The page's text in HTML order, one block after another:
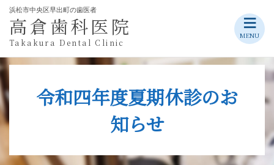
Skip
content
浜松市中央区早出町の歯医者
高倉歯科医院
Takakura Dental Clinic
≡
MENU
令和四年度夏期休診のお
知らせ